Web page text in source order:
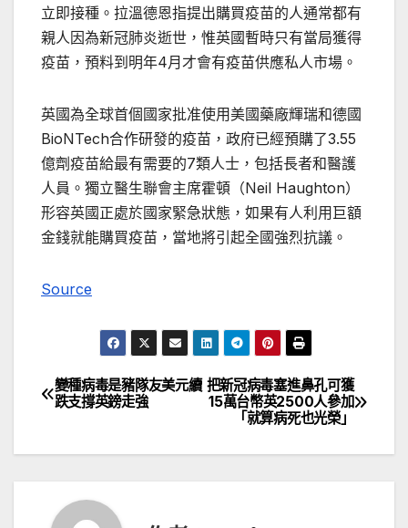
立即接種。拉溫德恩指提出購買疫苗的人通常都有
親人因為新冠肺炎逝世，惟英國暫時只有當局獲得
疫苗，預料到明年4月才會有疫苗供應私人市場。
英國為全球首個國家批准使用美國藥廠輝瑞和德國
BioNTech合作研發的疫苗，政府已經預購了3.55
億劑疫苗給最有需要的7類人士，包括長者和醫護
人員。獨立醫生聯會主席霍頓（Neil Haughton）
形容英國正處於國家緊急狀態，如果有人利用巨額
金錢就能購買疫苗，當地將引起全國強烈抗議。
Source
文
覽
把新冠病毒塞進鼻孔可獲
15萬台幣英2500人參加
「就算病死也光榮」
變種病毒是豬隊友美元續
跌支撐英鎊走強